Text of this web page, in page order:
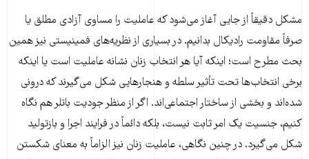
مشکل دقیقاً از جایی آغاز می‌شود که عاملیت را مساوی آزادی مطلق یا
صرفاً مقاومت رادیکال بدانیم. در بسیاری از نظریه‌های فمینیستی نیز همین
بحث مطرح است؛ اینکه آیا هر انتخاب زنان نشانه عاملیت است یا اینکه
برخی انتخاب‌ها تحت تأثیر سلطه و هنجارهایی شکل می‌گیرند که درونی
شده‌اند و بخشی از ساختار اجتماعی‌اند. اگر از منظر جودیت باتلر هم نگاه
کنیم، جنسیت یک امر ثابت نیست، بلکه دائماً در فرایند اجرا و بازتولید
شکل می‌گیرد. در چنین نگاهی، عاملیت زنان نیز الزاماً به معنای شکستن